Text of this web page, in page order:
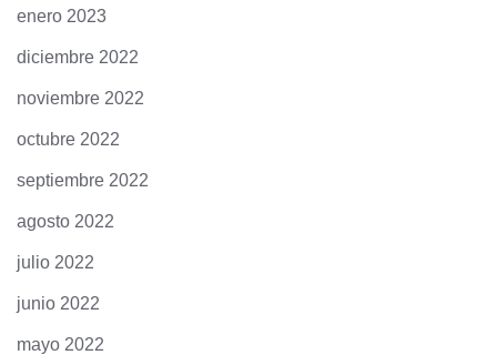
enero 2023
diciembre 2022
noviembre 2022
octubre 2022
septiembre 2022
agosto 2022
julio 2022
junio 2022
mayo 2022